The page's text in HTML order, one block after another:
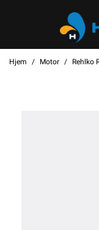
Hjem Motor Rehlko